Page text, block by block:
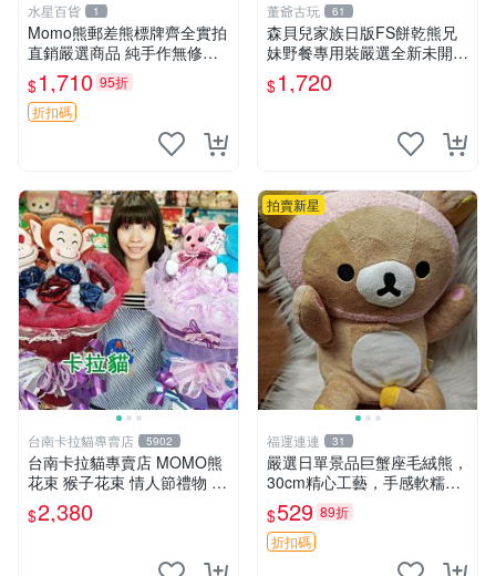
水星百貨 1
Momo熊郵差熊標牌齊全實拍
直銷嚴選商品 純手作無修圖
可收藏 郵差熊 Momo熊 標牌
商品
$1,710 95折
折扣碼
董爺古玩 61
森貝兒家族日版FS餅乾熊兄
妹野餐專用裝嚴選全新未開
封，包含兩組大童款紙盒裝，
適合收藏與分享。 餅乾熊兄
$1,720
台南卡拉貓專賣店 5902
台南卡拉貓專賣店 MOMO熊
花束 猴子花束 情人節禮物 二
選一 可繡字 可今天寄明天到
$2,380
拍賣新星
福運連連 31
嚴選日單景品巨蟹座毛絨熊，
30cm精心工藝，手感軟糯推
薦收藏送人 巨蟹座 毛絨玩具
精緻做工
$529 89折
折扣碼